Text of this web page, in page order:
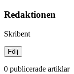
Redaktionen
Skribent
Följ
0 publicerade artiklar